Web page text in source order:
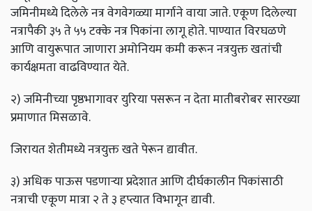
जमिनीमध्ये दिलेले नत्र वेगवेगळ्या मार्गाने वाया जाते. एकूण दिलेल्या
नत्रापैकी ३५ ते ५५ टक्के नत्र पिकांना लागू होते. पाण्यात विरघळणे
आणि वायुरूपात जाणारा अमोनियम कमी करून नत्रयुक्त खतांची
कार्यक्षमता वाढविण्यात येते.
२) जमिनीच्या पृष्ठभागावर युरिया पसरून न देता मातीबरोबर सारख्या
प्रमाणात मिसळावे.
जिरायत शेतीमध्ये नत्रयुक्त खते पेरून द्यावीत.
३) अधिक पाऊस पडणाऱ्या प्रदेशात आणि दीर्घकालीन पिकांसाठी
नत्राची एकूण मात्रा २ ते ३ हप्त्यात विभागून द्यावी.